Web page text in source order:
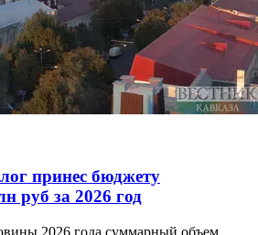
принес бюджету
руб за 2026 год
2026 года суммарный объем